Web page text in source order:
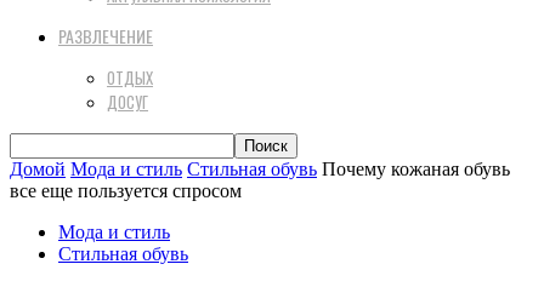
РАЗВЛЕЧЕНИЕ
ОТДЫХ
ДОСУГ
Домой Мода и стиль Стильная обувь Почему кожаная обувь
все еще пользуется спросом
Мода и стиль
Стильная обувь